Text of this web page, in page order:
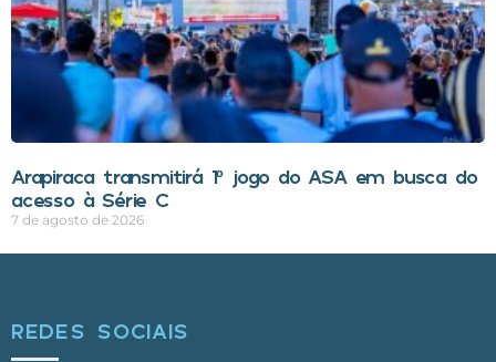
Arapiraca transmitirá 1º jogo do ASA em busca do
acesso à Série C
7 de agosto de 2026
REDES SOCIAIS